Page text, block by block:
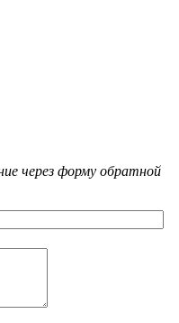
через форму обратной